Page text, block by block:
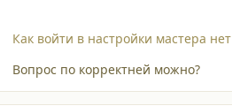
Как войти в настройки мастера нет
Вопрос по корректней можно?